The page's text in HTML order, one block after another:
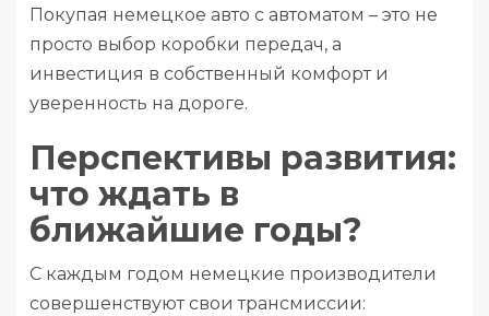
Покупая немецкое авто с автоматом – это не
просто выбор коробки передач, а
инвестиция в собственный комфорт и
уверенность на дороге.
Перспективы развития:
что ждать в
ближайшие годы?
С каждым годом немецкие производители
совершенствуют свои трансмиссии: